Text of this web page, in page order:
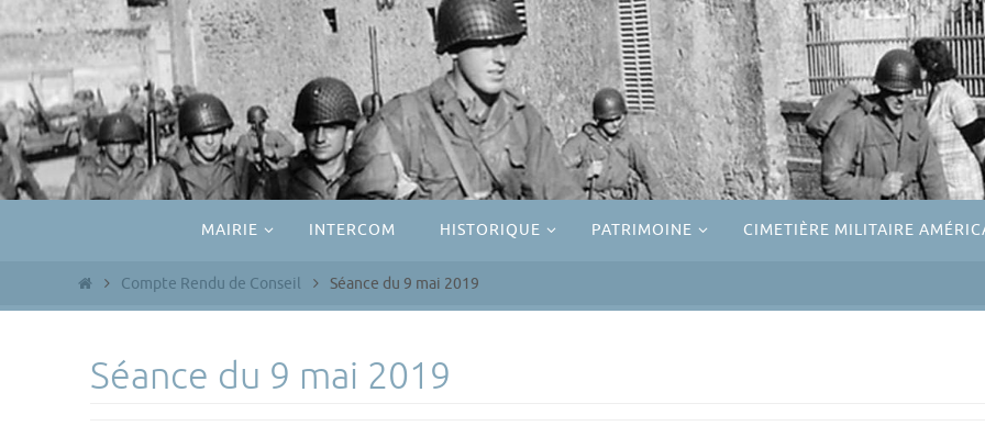
Passer
vers
le
contenu
MAIRIE INTERCOM HISTORIQUE PATRIMOINE CIMETIÈRE MILITAIRE
HomeCompte Rendu de Conseil Séance du 9 mai 2019
Séance du 9 mai 2019